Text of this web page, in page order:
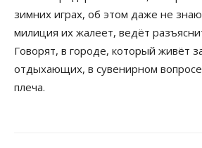
зимних играх, об этом даже не
милиция их жалеет, ведёт
Говорят, в городе, который живёт
отдыхающих, в сувенирном
плеча.